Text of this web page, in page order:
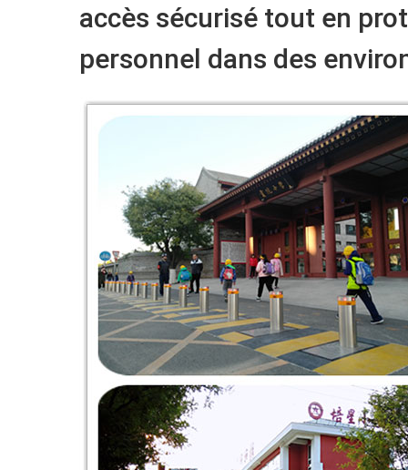
accès sécurisé tout en
personnel dans des